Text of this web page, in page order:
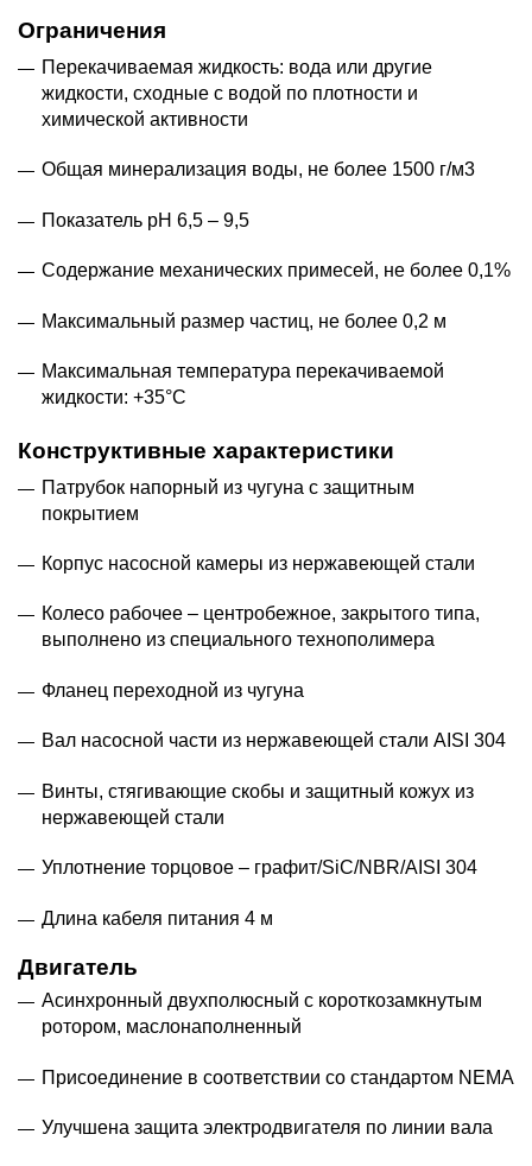
Ограничения
Перекачиваемая жидкость: вода или другие
жидкости, сходные с водой по плотности и
химической активности
Общая минерализация воды, не более 1500 г/м3
Показатель рН 6,5 – 9,5
Содержание механических примесей, не более 0,1%
Максимальный размер частиц, не более 0,2 м
Максимальная температура перекачиваемой
жидкости: +35°С
Конструктивные характеристики
Патрубок напорный из чугуна с защитным
покрытием
Корпус насосной камеры из нержавеющей стали
Колесо рабочее – центробежное, закрытого типа,
выполнено из специального технополимера
Фланец переходной из чугуна
Вал насосной части из нержавеющей стали AISI 304
Винты, стягивающие скобы и защитный кожух из
нержавеющей стали
Уплотнение торцовое – графит/SiC/NBR/AISI 304
Длина кабеля питания 4 м
Двигатель
Асинхронный двухполюсный с короткозамкнутым
ротором, маслонаполненный
Присоединение в соответствии со стандартом NEMA
Улучшена защита электродвигателя по линии вала